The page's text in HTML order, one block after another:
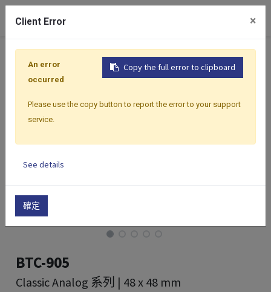
控制器 Classic Analog 系列 Classic
Classic Analog 系列 | 48 x 48 mm
BTC-905
Client Error ×
Copy the full error to clipboard
An error
occurred
Please use the copy button to report the error to your support
service.
See details
確定